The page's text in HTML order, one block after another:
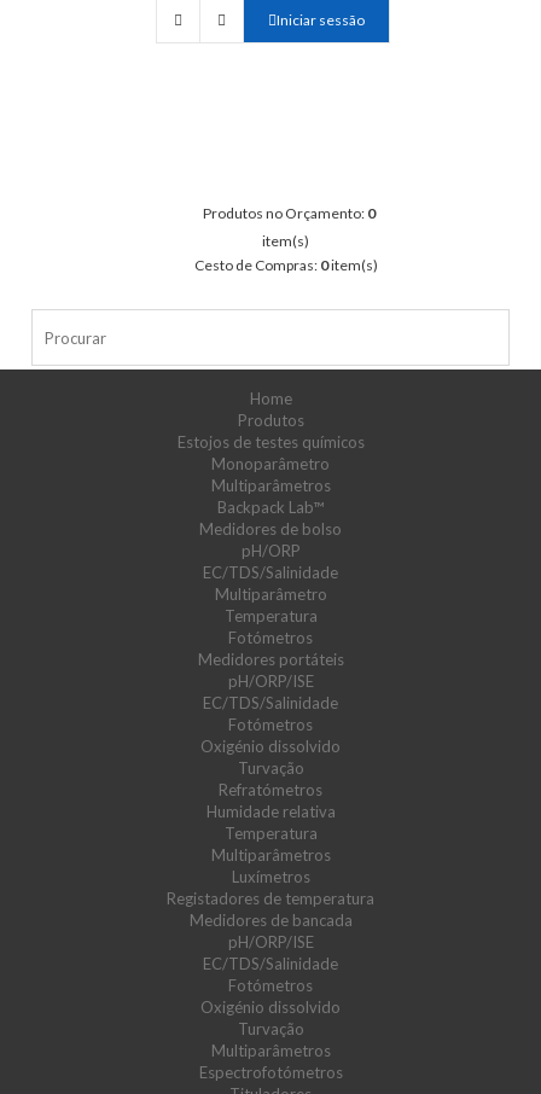
Iniciar sessão
Produtos no Orçamento: 0
item(s)
Cesto de Compras: 0item(s)
Home
Produtos
Estojos de testes químicos
Monoparâmetro
Multiparâmetros
Backpack Lab™
Medidores de bolso
pH/ORP
EC/TDS/Salinidade
Multiparâmetro
Temperatura
Fotómetros
Medidores portáteis
pH/ORP/ISE
EC/TDS/Salinidade
Fotómetros
Oxigénio dissolvido
Turvação
Refratómetros
Humidade relativa
Temperatura
Multiparâmetros
Luxímetros
Registadores de temperatura
Medidores de bancada
pH/ORP/ISE
EC/TDS/Salinidade
Fotómetros
Oxigénio dissolvido
Turvação
Multiparâmetros
Espectrofotómetros